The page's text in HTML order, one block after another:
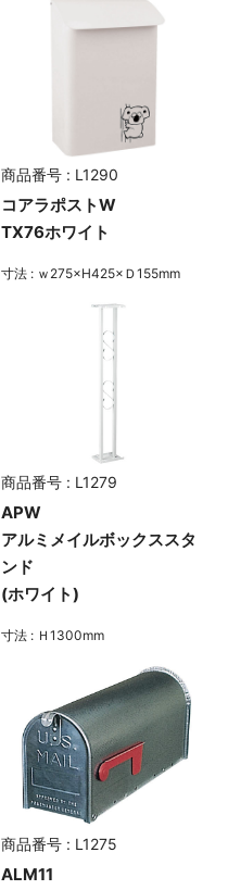
商品番号 : L1290
コアラポストW
TX76ホワイト
寸法 : ｗ275×H425×Ｄ155mm
商品番号 : L1279
APW
アルミメイルボックススタ
ンド
(ホワイト)
寸法 : Ｈ1300mm
商品番号 : L1275
ALM11